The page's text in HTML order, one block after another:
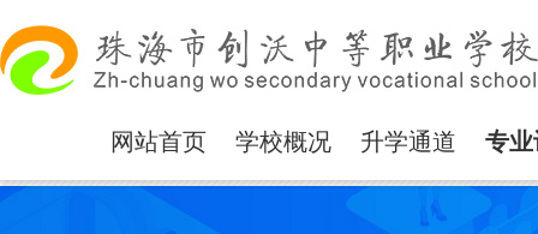
网站首页 学校概况 升学通道 专